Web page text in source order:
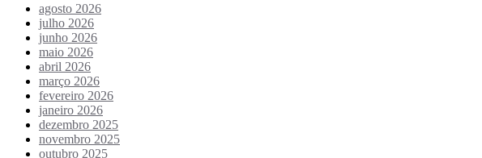
agosto 2026
julho 2026
junho 2026
maio 2026
abril 2026
março 2026
fevereiro 2026
janeiro 2026
dezembro 2025
novembro 2025
outubro 2025